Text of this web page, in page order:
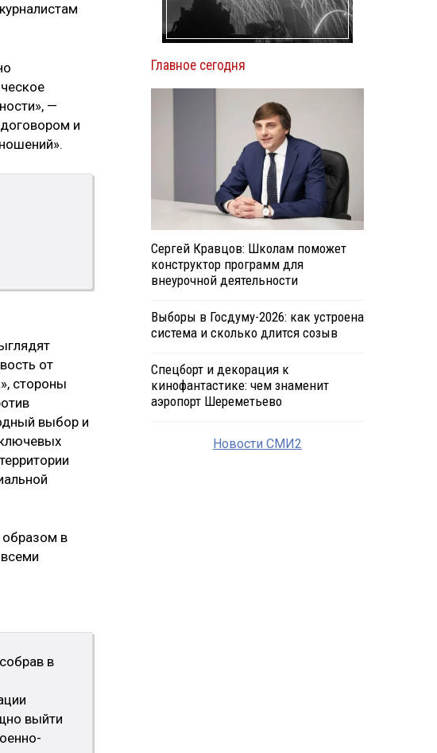
—
и
от
стороны
выбор и
образом в
в
выйти
Главное сегодня
Сергей Кравцов: Школам поможет
конструктор программ для
внеурочной деятельности
Выборы в Госдуму-2026: как устроена
система и сколько длится созыв
Спецборт и декорация к
кинофантастике: чем знаменит
аэропорт Шереметьево
Новости СМИ2